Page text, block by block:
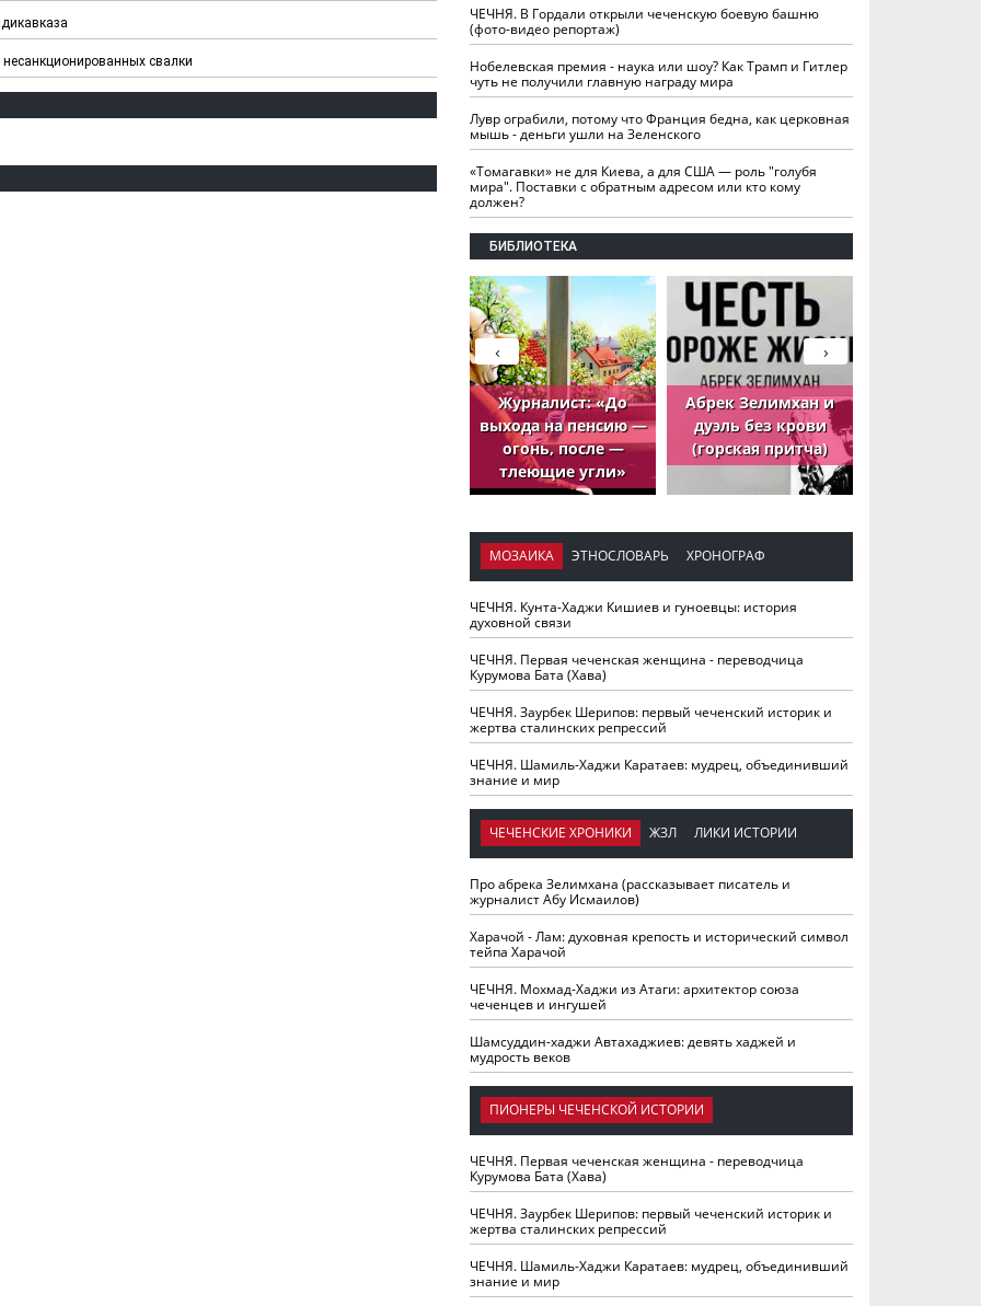
свалки
ЧЕЧНЯ. В Гордали открыли чеченскую боевую башню
(фото-видео репортаж)
Нобелевская премия - наука или шоу? Как Трамп и Гитлер
чуть не получили главную награду мира
Лувр ограбили, потому что Франция бедна, как церковная
мышь - деньги ушли на Зеленского
«Томагавки» не для Киева, а для США — роль "голубя
мира". Поставки с обратным адресом или кто кому
должен?
БИБЛИОТЕКА
Журналист: «До
выхода на пенсию —
огонь, после —
тлеющие угли»
Абрек Зелимхан и
дуэль без крови
(горская притча)
›
‹
МОЗАИКА ЭТНОСЛОВАРЬ ХРОНОГРАФ
ЧЕЧНЯ. Кунта-Хаджи Кишиев и гуноевцы: история
духовной связи
ЧЕЧНЯ. Первая чеченская женщина - переводчица
Курумова Бата (Хава)
ЧЕЧНЯ. Заурбек Шерипов: первый чеченский историк и
жертва сталинских репрессий
ЧЕЧНЯ. Шамиль-Хаджи Каратаев: мудрец, объединивший
знание и мир
ЧЕЧЕНСКИЕ ХРОНИКИ ЖЗЛ ЛИКИ ИСТОРИИ
Про абрека Зелимхана (рассказывает писатель и
журналист Абу Исмаилов)
Харачой - Лам: духовная крепость и исторический символ
тейпа Харачой
ЧЕЧНЯ. Мохмад-Хаджи из Атаги: архитектор союза
чеченцев и ингушей
Шамсуддин-хаджи Автахаджиев: девять хаджей и
мудрость веков
ПИОНЕРЫ ЧЕЧЕНСКОЙ ИСТОРИИ
ЧЕЧНЯ. Первая чеченская женщина - переводчица
Курумова Бата (Хава)
ЧЕЧНЯ. Заурбек Шерипов: первый чеченский историк и
жертва сталинских репрессий
ЧЕЧНЯ. Шамиль-Хаджи Каратаев: мудрец, объединивший
знание и мир